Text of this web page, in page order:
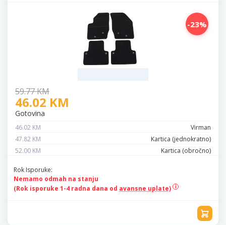
-23%
59.77 KM
46.02 KM
Gotovina
46.02 KM
Virman
47.82 KM
Kartica (jednokratno)
52.00 KM
Kartica (obročno)
Rok Isporuke:
Nemamo odmah na stanju
(Rok isporuke 1-4 radna dana od avansne uplate)